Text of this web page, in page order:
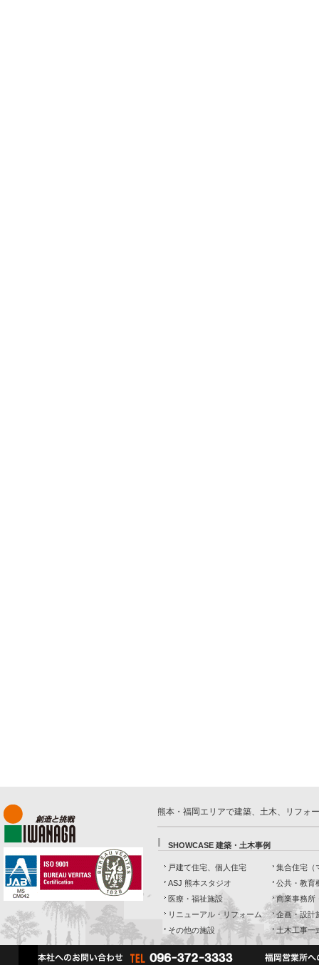
熊本・福岡エリアで建築、土木、リフォ
SHOWCASE 建築・土木事例
戸建て住宅、個人住宅
ASJ 熊本スタジオ
医療・福祉施設
リニューアル・リフォーム
その他の施設
集合住宅（
公共・教育
商業事務所
企画・設計
土木工事一